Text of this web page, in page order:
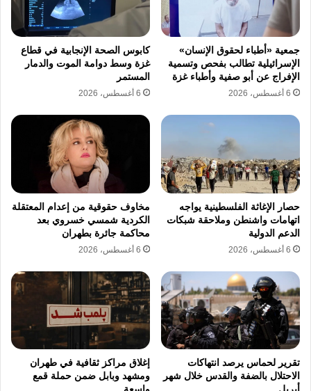
تؤكد المؤسسات الدولية أن هذا التوجه في
الولايات المتحدة الأمريكية يؤدي إلى تراجع التمويل
لكيانات عالمية مثل تحالف اللقاحات المعروف
باسم Gavi. وتستمر وزارة الخارجية في الولايات
بأن المساعدات يجب أن تخدم أولويات أمنية
محددة. وتنهي الإدارة الأمريكية بهذا القرار حقبة
طويلة من المساعدات التي كانت تقدمها إلى هذه
الدول الأفريقية السبع.
السياسة الخارجية المساعدات الإنسانية
الولايات المتحدة الأمريكية دونالد ترامب
وزارة الخارجية
نسخ الرابط
جمعية «أطباء لحقوق الإنسان»
الإسرائيلية تطالب بفحص وتسمية
الإفراج عن أبو صفية وأطباء غزة
6 أغسطس، 2026
كابوس الصحة الإنجابية في قطاع
غزة وسط دوامة الموت والدمار
المستمر
6 أغسطس، 2026
حصار الإغاثة الفلسطينية يواجه
اتهامات واشنطن وملاحقة شبكات
الدعم الدولية
6 أغسطس، 2026
مخاوف حقوقية من إعدام المعتقلة
الكردية شمسي خسروي بعد
محاكمة جائرة بطهران
6 أغسطس، 2026
تقرير لحماس يرصد انتهاكات
الاحتلال بالضفة والقدس خلال شهر
إغلاق مراكز ثقافية في طهران
ومشهد وبابل ضمن حملة قمع